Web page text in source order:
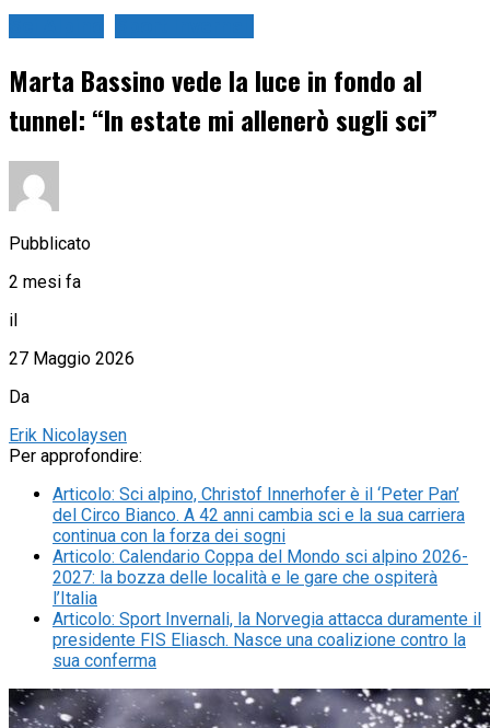
Marta Bassino vede la luce in fondo al
tunnel: “In estate mi allenerò sugli sci”
Pubblicato
2 mesi fa
il
27 Maggio 2026
Da
Erik Nicolaysen
Per approfondire:
Articolo: Sci alpino, Christof Innerhofer è il ‘Peter Pan’
del Circo Bianco. A 42 anni cambia sci e la sua carriera
continua con la forza dei sogni
Articolo: Calendario Coppa del Mondo sci alpino 2026-
2027: la bozza delle località e le gare che ospiterà
l’Italia
Articolo: Sport Invernali, la Norvegia attacca duramente il
presidente FIS Eliasch. Nasce una coalizione contro la
sua conferma